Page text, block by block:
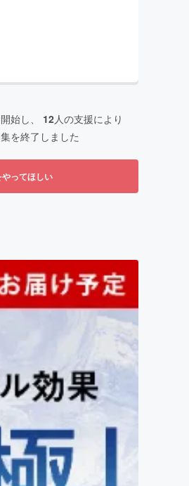
始し、 12人の支援により
を終了しました
ってほしい